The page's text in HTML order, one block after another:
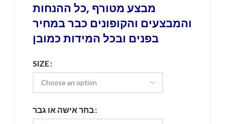
מבצע מטורף ,כל ההנחות
והמבצעים והקופונים כבר במחיר
בפנים ובכל המידות כמובן
SIZE
בחר אישה או גבר